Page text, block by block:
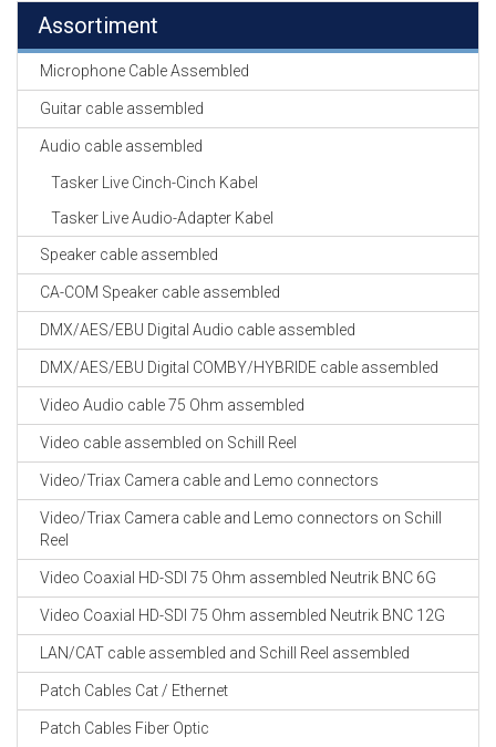
Assortiment
Microphone Cable Assembled
Guitar cable assembled
Audio cable assembled
Tasker Live Cinch-Cinch Kabel
Tasker Live Audio-Adapter Kabel
Speaker cable assembled
CA-COM Speaker cable assembled
DMX/AES/EBU Digital Audio cable assembled
DMX/AES/EBU Digital COMBY/HYBRIDE cable assembled
Video Audio cable 75 Ohm assembled
Video cable assembled on Schill Reel
Video/Triax Camera cable and Lemo connectors
Video/Triax Camera cable and Lemo connectors on Schill
Reel
Video Coaxial HD-SDI 75 Ohm assembled Neutrik BNC 6G
Video Coaxial HD-SDI 75 Ohm assembled Neutrik BNC 12G
LAN/CAT cable assembled and Schill Reel assembled
Patch Cables Cat / Ethernet
Patch Cables Fiber Optic